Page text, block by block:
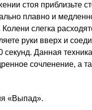
стоя приблизьте
плавно и
Колени слегка
руки вверх и
секунд. Данная
сочленение, а
«Выпад».